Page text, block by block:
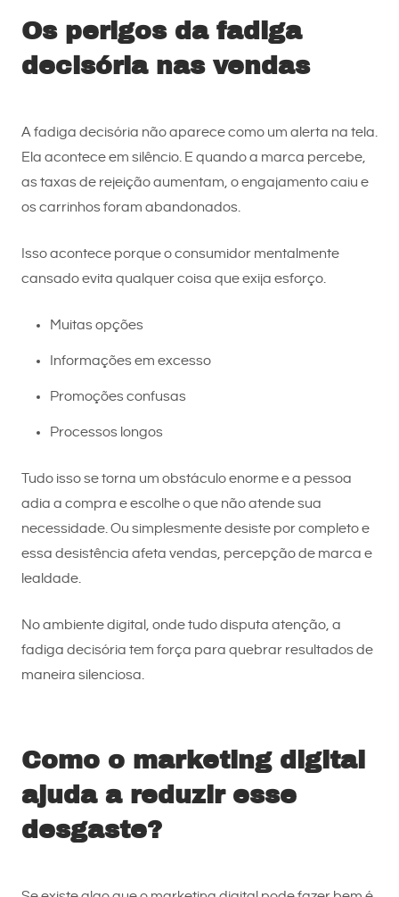
Os perigos da fadiga
decisória nas vendas
A fadiga decisória não aparece como um alerta na tela.
Ela acontece em silêncio. E quando a marca percebe,
as taxas de rejeição aumentam, o engajamento caiu e
os carrinhos foram abandonados.
Isso acontece porque o consumidor mentalmente
cansado evita qualquer coisa que exija esforço.
Muitas opções
Informações em excesso
Promoções confusas
Processos longos
Tudo isso se torna um obstáculo enorme e a pessoa
adia a compra e escolhe o que não atende sua
necessidade. Ou simplesmente desiste por completo e
essa desistência afeta vendas, percepção de marca e
lealdade.
No ambiente digital, onde tudo disputa atenção, a
fadiga decisória tem força para quebrar resultados de
maneira silenciosa.
Como o marketing digital
ajuda a reduzir esse
desgaste?